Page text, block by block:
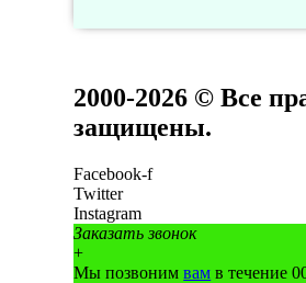
2000-2026 © Все
защищены.
Facebook-f
Twitter
Instagram
Заказать звонок
+
Мы позвонимвам в течение